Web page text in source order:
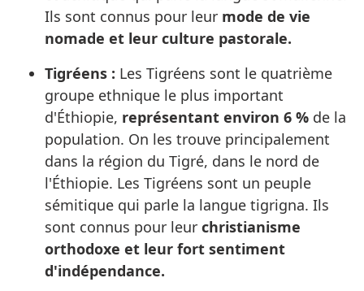
Ils sont connus pour leur mode de vie
nomade et leur culture pastorale.
Tigréens : Les Tigréens sont le quatrième
groupe ethnique le plus important
d'Éthiopie, représentant environ 6 % de la
population. On les trouve principalement
dans la région du Tigré, dans le nord de
l'Éthiopie. Les Tigréens sont un peuple
sémitique qui parle la langue tigrigna. Ils
sont connus pour leur christianisme
orthodoxe et leur fort sentiment
d'indépendance.